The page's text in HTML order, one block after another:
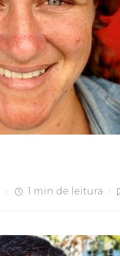
1 min de leitura